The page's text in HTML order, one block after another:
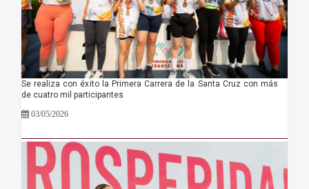
Se realiza con éxito la Primera Carrera de la Santa Cruz con más
de cuatro mil participantes
03/05/2026